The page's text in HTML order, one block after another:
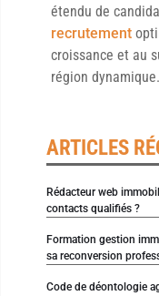
étendu de
recrutement
croissance et au
région dynamique.
ARTICLES
Rédacteur web
contacts qualifiés ?
Formation gestion
sa reconversion
Code de déontologie